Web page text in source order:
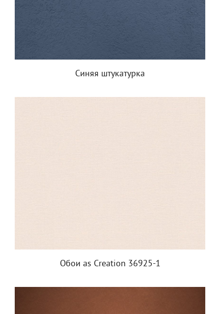
Синяя штукатурка
Обои as Creation 36925-1